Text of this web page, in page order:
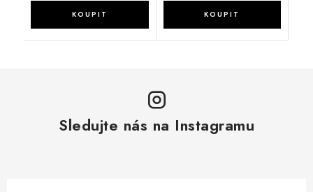
Sledujte nás na Instagramu